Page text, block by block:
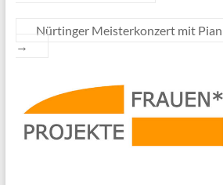
Nürtinger Meisterkonzert mit
→